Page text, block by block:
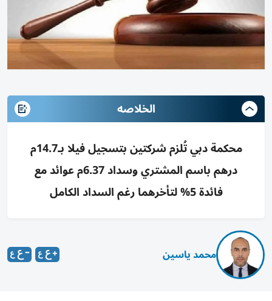
الخلاصه
محكمة دبي تُلزم شركتين بتسجيل فيلا بـ14.7م
درهم باسم المشتري وسداد 6.37م عوائد مع
فائدة 5% لتأخرهما رغم السداد الكامل
محمد ياسين